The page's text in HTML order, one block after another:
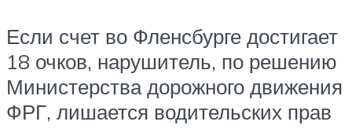
Если счет во Фленсбурге достигает
18 очков, нарушитель, по решению
Министерства дорожного движения
ФРГ, лишается водительских прав